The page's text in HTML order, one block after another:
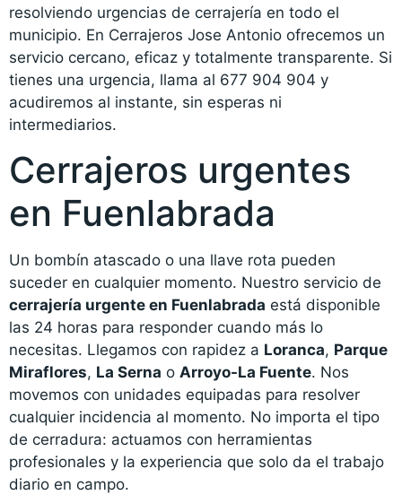
resolviendo urgencias de cerrajería en todo el
municipio. En Cerrajeros Jose Antonio ofrecemos un
servicio cercano, eficaz y totalmente transparente. Si
tienes una urgencia, llama al 677 904 904 y
acudiremos al instante, sin esperas ni
intermediarios.
Cerrajeros urgentes
en Fuenlabrada
Un bombín atascado o una llave rota pueden
suceder en cualquier momento. Nuestro servicio de
cerrajería urgente en Fuenlabrada está disponible
las 24 horas para responder cuando más lo
necesitas. Llegamos con rapidez a Loranca, Parque
Miraflores, La Serna o Arroyo-La Fuente. Nos
movemos con unidades equipadas para resolver
cualquier incidencia al momento. No importa el tipo
de cerradura: actuamos con herramientas
profesionales y la experiencia que solo da el trabajo
diario en campo.